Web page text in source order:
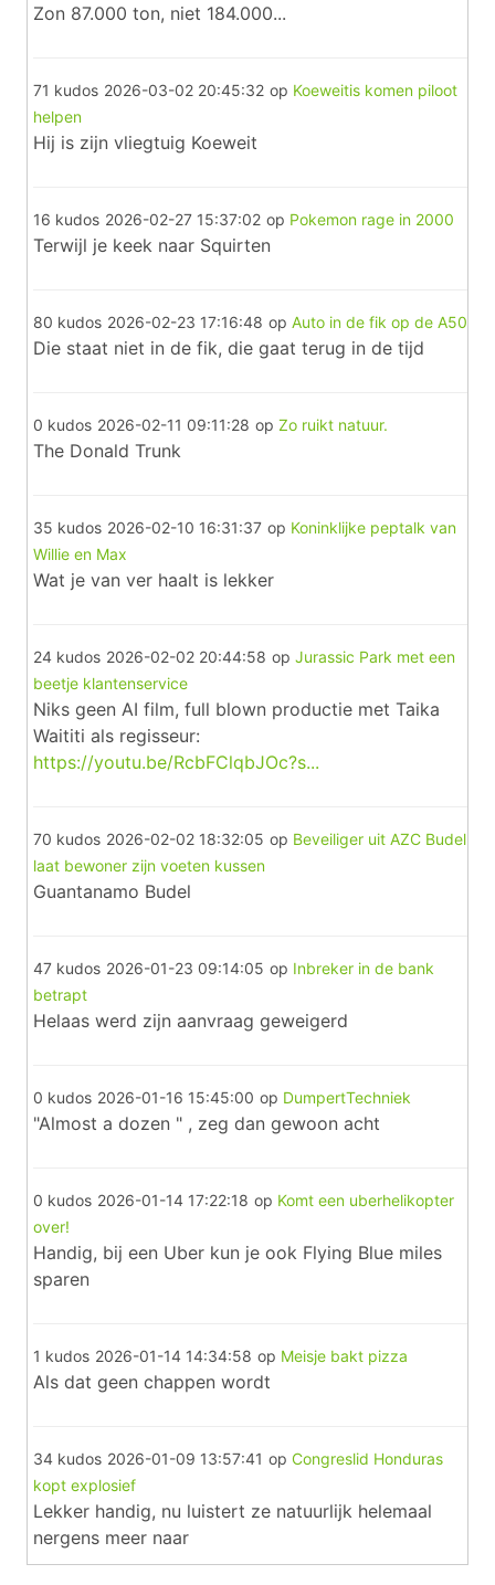
Zon 87.000 ton, niet 184.000...
71 kudos 2026-03-02 20:45:32 op Koeweitis komen piloot
helpen
Hij is zijn vliegtuig Koeweit
16 kudos 2026-02-27 15:37:02 op Pokemon rage in 2000
Terwijl je keek naar Squirten
80 kudos 2026-02-23 17:16:48 op Auto in de fik op de A50
Die staat niet in de fik, die gaat terug in de tijd
0 kudos 2026-02-11 09:11:28 op Zo ruikt natuur.
The Donald Trunk
35 kudos 2026-02-10 16:31:37 op Koninklijke peptalk van
Willie en Max
Wat je van ver haalt is lekker
24 kudos 2026-02-02 20:44:58 op Jurassic Park met een
beetje klantenservice
Niks geen AI film, full blown productie met Taika
Waititi als regisseur:
https://youtu.be/RcbFClqbJOc?s...
70 kudos 2026-02-02 18:32:05 op Beveiliger uit AZC Budel
laat bewoner zijn voeten kussen
Guantanamo Budel
47 kudos 2026-01-23 09:14:05 op Inbreker in de bank
betrapt
Helaas werd zijn aanvraag geweigerd
0 kudos 2026-01-16 15:45:00 op DumpertTechniek
"Almost a dozen " , zeg dan gewoon acht
0 kudos 2026-01-14 17:22:18 op Komt een uberhelikopter
over!
Handig, bij een Uber kun je ook Flying Blue miles
sparen
1 kudos 2026-01-14 14:34:58 op Meisje bakt pizza
Als dat geen chappen wordt
34 kudos 2026-01-09 13:57:41 op Congreslid Honduras
kopt explosief
Lekker handig, nu luistert ze natuurlijk helemaal
nergens meer naar